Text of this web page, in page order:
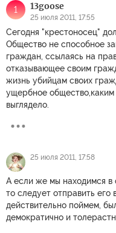
1 13goose
25 июля 2011, 17:55
Сегодня "крестоносец"
Общество не способное
граждан, ссылаясь на
отказывающее своим
жизнь убийцам своих
ущербное
выглядело.
25 июля 2011, 17:58
А если же мы находимся в
то следует отправить его
действительно поймем,
демократично и